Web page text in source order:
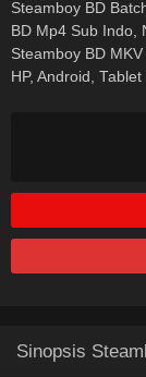
Steamboy BD
BD Mp4 Sub Indo,
Steamboy BD
HP, Android,
Sinopsis